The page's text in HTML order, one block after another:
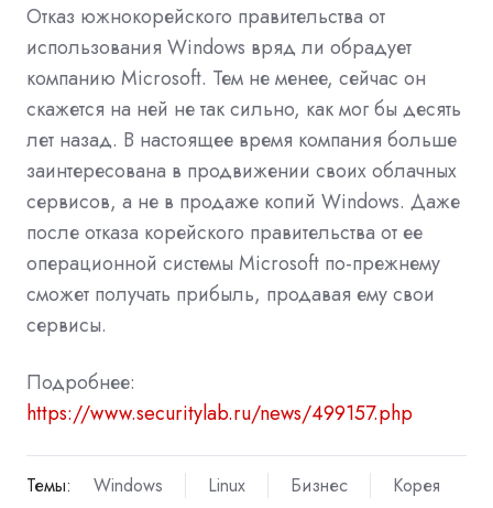
Отказ южнокорейского правительства от
использования Windows вряд ли обрадует
компанию Microsoft. Тем не менее, сейчас он
скажется на ней не так сильно, как мог бы десять
лет назад. В настоящее время компания больше
заинтересована в продвижении своих облачных
сервисов, а не в продаже копий Windows. Даже
после отказа корейского правительства от ее
операционной системы Microsoft по-прежнему
сможет получать прибыль, продавая ему свои
сервисы.
Подробнее:
https://www.securitylab.ru/news/499157.php
Темы: Windows Linux Бизнес Корея